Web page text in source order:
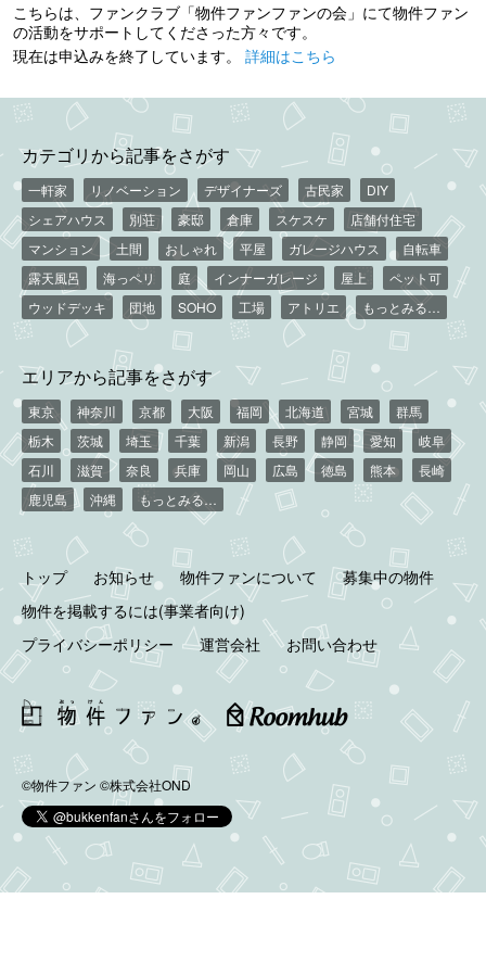
こちらは、ファンクラブ「物件ファンファンの会」にて物件ファン
の活動をサポートしてくださった方々です。
現在は申込みを終了しています。 詳細はこちら
カテゴリから記事をさがす
一軒家 リノベーション デザイナーズ 古民家
DIY
シェアハウス
別荘 豪邸 倉庫 スケスケ
店舗付住宅
マンション
土間 おしゃれ 平屋 ガレージハウス
自転車
露天風呂
海っペリ 庭 インナーガレージ 屋上
ペット可
ウッドデッキ
団地 SOHO 工場 アトリエ もっとみる…
エリアから記事をさがす
東京 神奈川 京都 大阪 福岡 北海道 宮城
群馬
栃木
茨城 埼玉 千葉 新潟 長野 静岡 愛知
岐阜
石川
滋賀 奈良 兵庫 岡山 広島 徳島 熊本
長崎
鹿児島
沖縄 もっとみる…
トップ お知らせ 物件ファンについて
募集中の物件
物件を掲載するには(事業者向け)
プライバシーポリシー
運営会社 お問い合わせ
©物件ファン ©株式会社OND